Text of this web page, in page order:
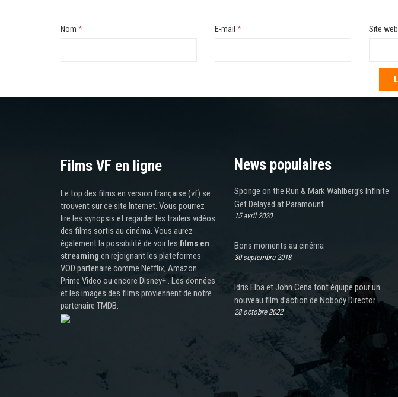
Nom * E-mail * Site web
Films VF en ligne
Le top des films en version française (vf) se
trouvent sur ce site Internet. Vous pourrez
lire les synopsis et regarder les trailers vidéos
des films sortis au cinéma. Vous aurez
également la possibilité de voir les films en
streaming en rejoignant les plateformes
VOD partenaire comme Netflix, Amazon
Prime Video ou encore Disney+ . Les données
et les images des films proviennent de notre
partenaire TMDB.
News populaires
Sponge on the Run & Mark Wahlberg’s Infinite
Get Delayed at Paramount
15 avril 2020
Bons moments au cinéma
30 septembre 2018
Idris Elba et John Cena font équipe pour un
nouveau film d’action de Nobody Director
28 octobre 2022